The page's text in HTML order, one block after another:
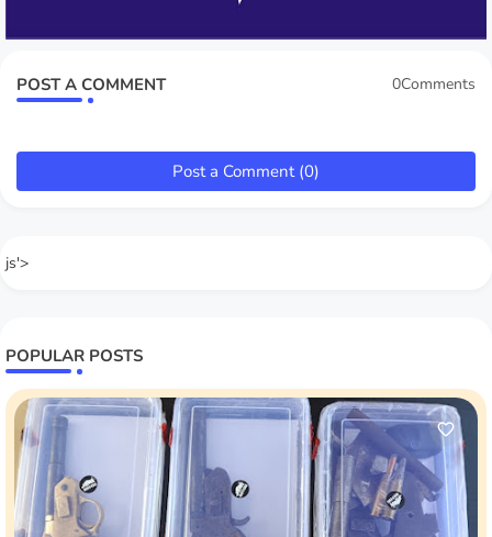
POST A COMMENT 0Comments
Post a Comment (0)
js'>
POPULAR POSTS